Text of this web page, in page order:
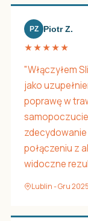
PZ Piotr Z.
★★★★★
"Włączyłem
jako
poprawę w
połączeniu z
widoczne
Lublin - Gru 2025